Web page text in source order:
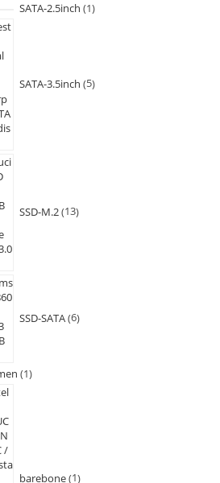
SATA-2.5inch 1
SATA-3.5inch 5
SSD-M.2 13
SSD-SATA 6
1
barebone 1